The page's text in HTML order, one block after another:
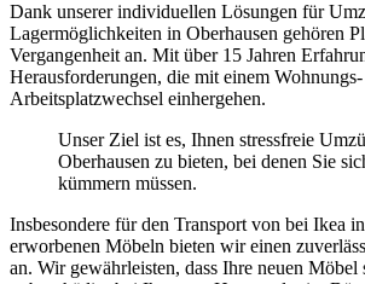
Dank unserer individuellen Lösungen für
Lagermöglichkeiten in Oberhausen gehören
Vergangenheit an. Mit über 15 Jahren
Herausforderungen, die mit einem
Arbeitsplatzwechsel einhergehen.
Unser Ziel ist es, Ihnen stressfreie
Oberhausen zu bieten, bei denen Sie
kümmern müssen.
Insbesondere für den Transport von bei Ikea
erworbenen Möbeln bieten wir einen
an. Wir gewährleisten, dass Ihre neuen Möbel